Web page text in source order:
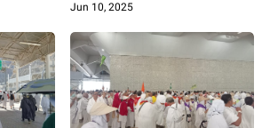
Bojonegoro Laksanakan
dengan Khusyuk
Jun 10, 2025